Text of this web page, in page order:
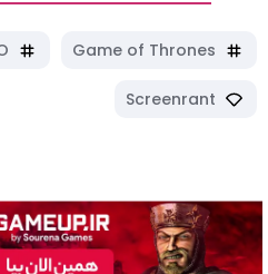
Game of Thrones
Screenrant